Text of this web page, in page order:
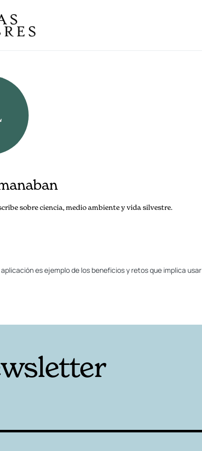
sobre ciencia, medio ambiente y vida silvestre.
es ejemplo de los beneficios y retos que implica usar